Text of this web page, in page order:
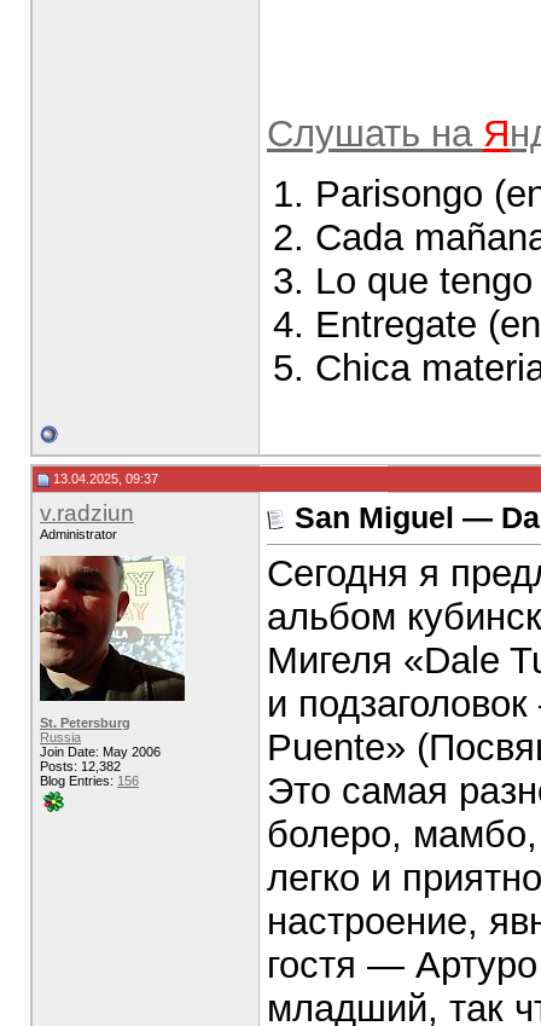
Слушать на Я
Parisongo
Cada
Lo que
Entregate
Chica
13.04.2025, 09:37
v.radziun
Administrator
St. Petersburg
Russia
Join Date: May 2006
Posts: 12,382
Blog Entries: 156
San Miguel —
Сегодня я
альбом
Мигеля «Dale
и
Puente»
Это самая
болеро,
легко и
настроение,
гостя —
младший, так